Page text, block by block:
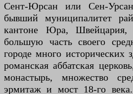
Сент-Юрсан или Сен-
бывший муниципалитет
кантоне Юра, Швейцария,
большую часть своего
городе много исторических
романская аббатская
монастырь, множество
эрмитаж и мост 18-го